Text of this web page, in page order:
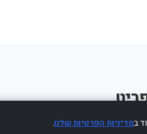
במדיניות הפרטיות שלנו.